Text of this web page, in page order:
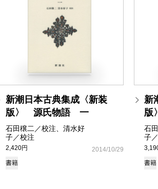
新潮日本古典集成〈新装
版〉 源氏物語 一
石田穣二／校注、清水好
子／校注
2,420円
2014/10/29
書籍
新
版
石
子
書籍